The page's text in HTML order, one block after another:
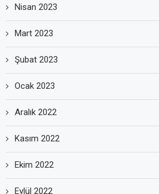
Nisan 2023
Mart 2023
Şubat 2023
Ocak 2023
Aralık 2022
Kasım 2022
Ekim 2022
Eylül 2022